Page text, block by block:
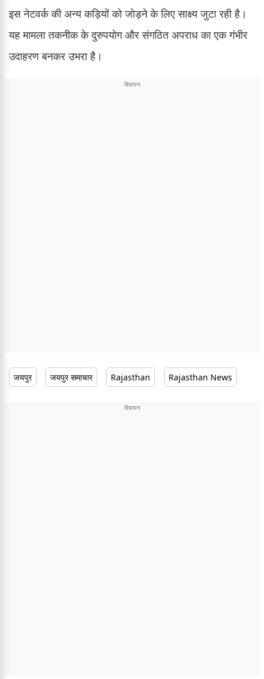
इस नेटवर्क की अन्य कड़ियों को जोड़ने के लिए साक्ष्य जुटा रही है।
यह मामला तकनीक के दुरुपयोग और संगठित अपराध का एक गंभीर
उदाहरण बनकर उभरा है।
जयपुर जयपुर समाचार Rajasthan Rajasthan News